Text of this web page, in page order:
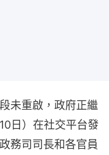
未重啟，政府正繼
日）在社交平台發
務司司長和各官員